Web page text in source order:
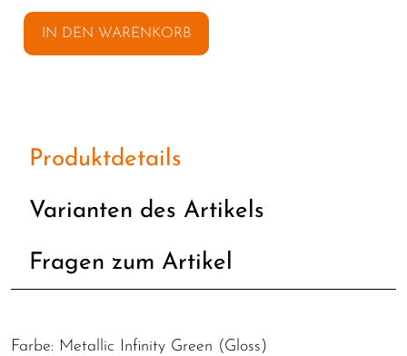
IN DEN WARENKORB
Produktdetails
Varianten des Artikels
Fragen zum Artikel
Farbe: Metallic Infinity Green (Gloss)